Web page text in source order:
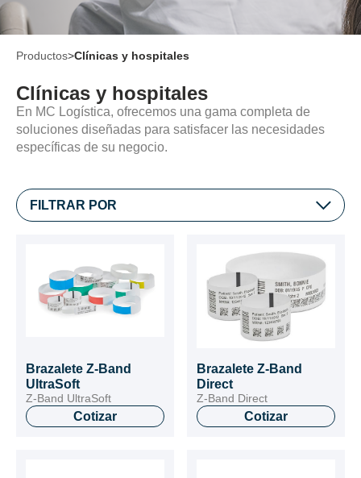
Productos>Clínicas y hospitales
Clínicas y hospitales
En MC Logística, ofrecemos una gama completa de
soluciones diseñadas para satisfacer las necesidades
específicas de su negocio.
FILTRAR POR
Brazalete Z-Band
UltraSoft
Z-Band UltraSoft
Cotizar
Brazalete Z-Band
Direct
Z-Band Direct
Cotizar